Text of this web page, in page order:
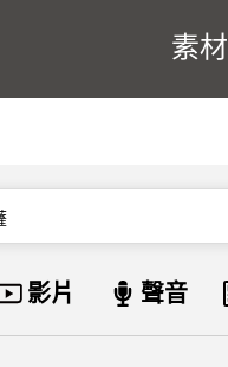
素材
資料類型
影片 聲音